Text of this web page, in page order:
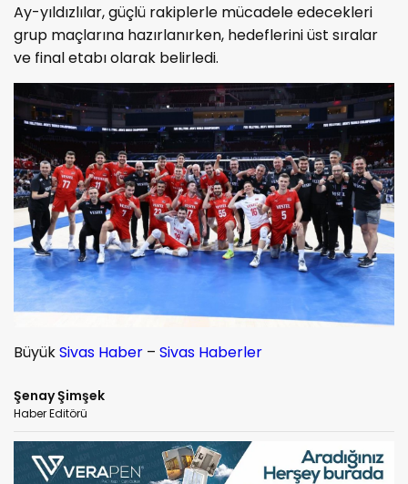
Ay-yıldızlılar, güçlü rakiplerle mücadele edecekleri
grup maçlarına hazırlanırken, hedeflerini üst sıralar
ve final etabı olarak belirledi.
BüyükSivas Haber – Sivas Haberler
Şenay Şimşek
Haber Editörü